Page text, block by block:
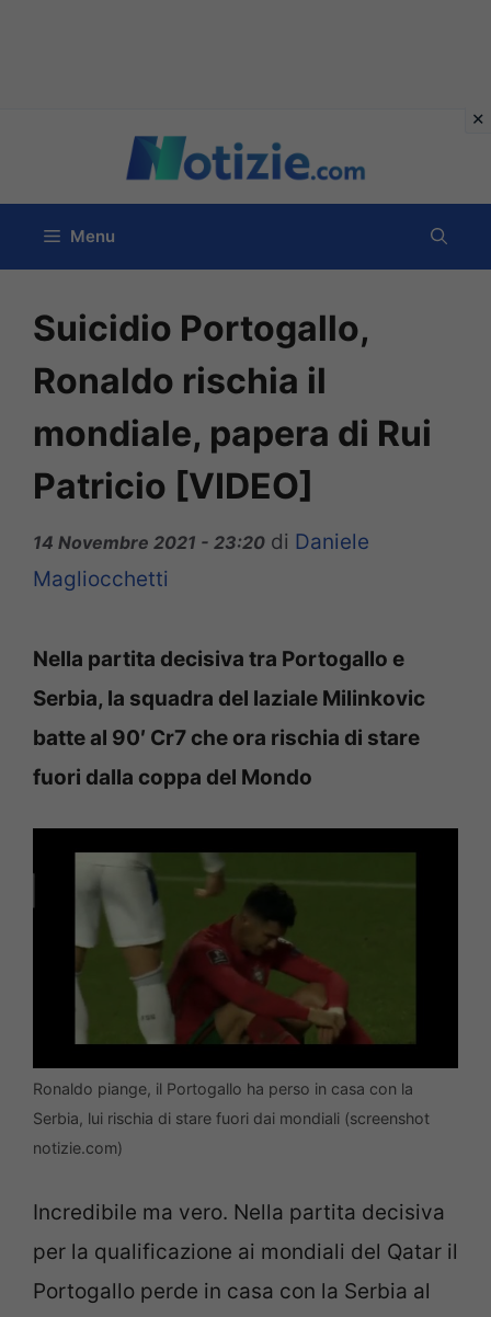
contenuto
Menu
Suicidio Portogallo,
Ronaldo rischia il
mondiale, papera di Rui
Patricio [VIDEO]
14 Novembre 2021 - 23:20 di Daniele
Magliocchetti
Nella partita decisiva tra Portogallo e
Serbia, la squadra del laziale Milinkovic
batte al 90′ Cr7 che ora rischia di stare
fuori dalla coppa del Mondo
Ronaldo piange, il Portogallo ha perso in casa con la
Serbia, lui rischia di stare fuori dai mondiali (screenshot
notizie.com)
Incredibile ma vero. Nella partita decisiva
per la qualificazione ai mondiali del Qatar il
Portogallo perde in casa con la Serbia al